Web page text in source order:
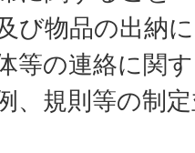
び物品の出納
等の連絡に関
、規則等の制